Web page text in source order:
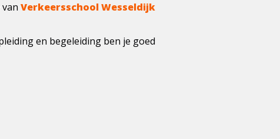
Verkeersschool Wesseldijk
en begeleiding ben je goed